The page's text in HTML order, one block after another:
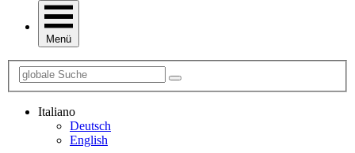
Menü
Italiano
Deutsch
English